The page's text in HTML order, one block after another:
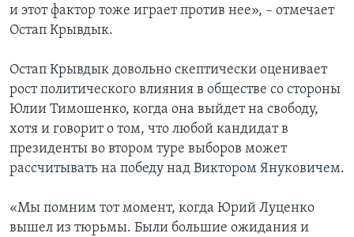
и этот фактор тоже играет против нее», – отмечает
Остап Крывдык.
Остап Крывдык довольно скептически оценивает
рост политического влияния в обществе со стороны
Юлии Тимошенко, когда она выйдет на свободу,
хотя и говорит о том, что любой кандидат в
президенты во втором туре выборов может
рассчитывать на победу над Виктором Януковичем.
«Мы помним тот момент, когда Юрий Луценко
вышел из тюрьмы. Были большие ожидания и